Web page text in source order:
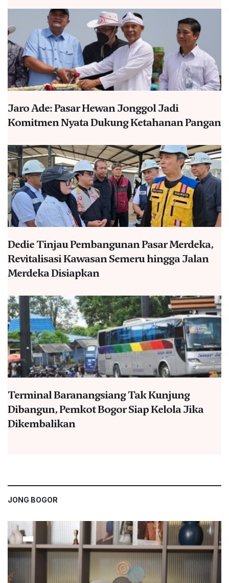
Jaro Ade: Pasar Hewan Jonggol Jadi
Komitmen Nyata Dukung Ketahanan Pangan
Dedie Tinjau Pembangunan Pasar Merdeka,
Revitalisasi Kawasan Semeru hingga Jalan
Merdeka Disiapkan
Terminal Baranangsiang Tak Kunjung
Dibangun, Pemkot Bogor Siap Kelola Jika
Dikembalikan
JONG BOGOR